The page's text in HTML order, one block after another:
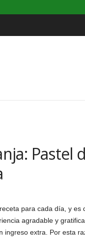
Pastel
para cada día, y es
agradable y
ingreso extra. Por esta